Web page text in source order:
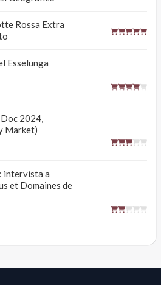
Rossa Extra
Esselunga
2024,
Market)
intervista a
et Domaines de